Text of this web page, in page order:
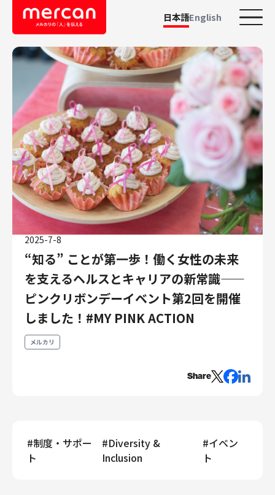
日本語English
カテゴリーから探す
会社・事業
鹿島アントラーズ
Ads
メルカリ
メルペイ
メルコイン
メルカリShops
メルカリR4Dラボ
AI/LLM
職種
エンジニアリング
エンジニアリング
セキュリティエンジニアリング
営業
マーケティング・PR
2025-7-8
“知る” ことが第一歩！働く女性の未来
を支えるヘルスとキャリアの新常識——
ピンクリボンデーイベント第2回を開催
しました！#MY PINK ACTION
メルカリ
Share
#制度・サポー
ト
#Diversity &
Inclusion
#イベン
ト